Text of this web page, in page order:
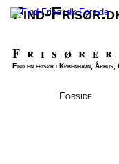
Find-
Frisører
Find en frisør i København,
Forside